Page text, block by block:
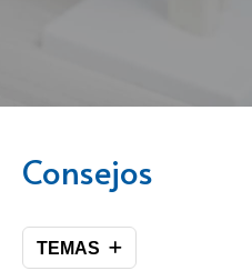
Consejos
TEMAS